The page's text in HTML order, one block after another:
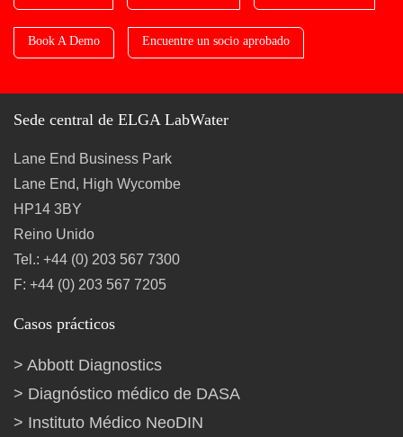
Book A Demo Encuentre un socio aprobado
Sede central de ELGA LabWater
Lane End Business Park
Lane End, High Wycombe
HP14 3BY
Reino Unido
Tel.: +44 (0) 203 567 7300
F: +44 (0) 203 567 7205
Casos prácticos
Abbott Diagnostics
Diagnóstico médico de DASA
Instituto Médico NeoDIN